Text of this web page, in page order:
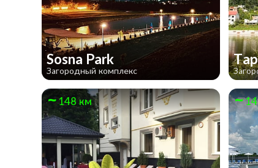
Sosna Park
Загородный комплекс
148 км